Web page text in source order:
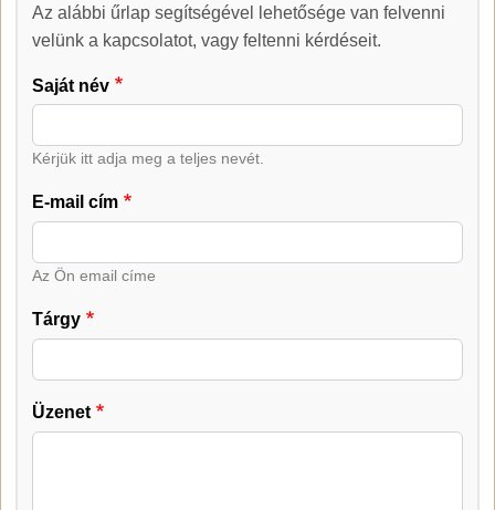
Kapcsolat
Az alábbi űrlap segítségével lehetősége van felvenni
velünk a kapcsolatot, vagy feltenni kérdéseit.
Saját név
Kérjük itt adja meg a teljes nevét.
E-mail cím
Az Ön email címe
Tárgy
Üzenet